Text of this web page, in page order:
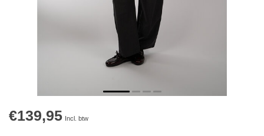
€139,95 Incl. btw